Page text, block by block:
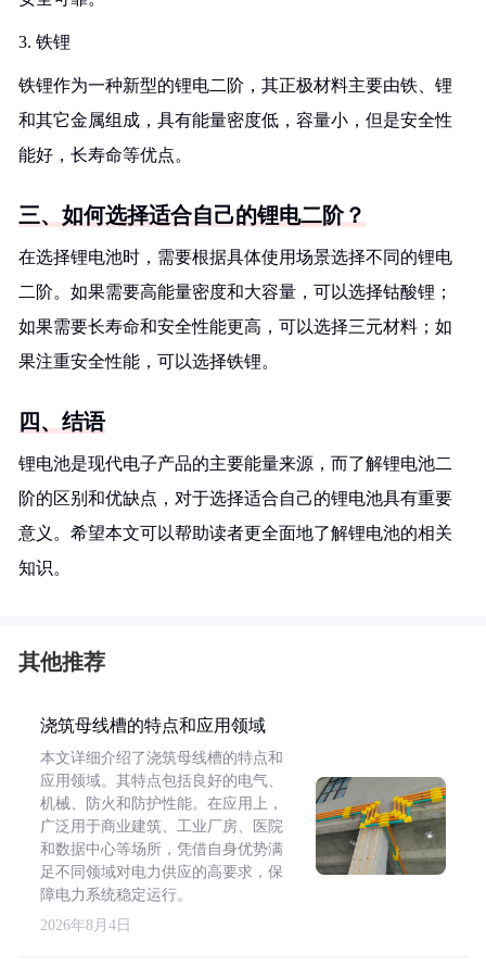
3. 铁锂
铁锂作为一种新型的锂电二阶，其正极材料主要由铁、锂
和其它金属组成，具有能量密度低，容量小，但是安全性
能好，长寿命等优点。
三、如何选择适合自己的锂电二阶？
在选择锂电池时，需要根据具体使用场景选择不同的锂电
二阶。如果需要高能量密度和大容量，可以选择钴酸锂；
如果需要长寿命和安全性能更高，可以选择三元材料；如
果注重安全性能，可以选择铁锂。
四、结语
锂电池是现代电子产品的主要能量来源，而了解锂电池二
阶的区别和优缺点，对于选择适合自己的锂电池具有重要
意义。希望本文可以帮助读者更全面地了解锂电池的相关
知识。
其他推荐
浇筑母线槽的特点和应用领域
本文详细介绍了浇筑母线槽的特点和
应用领域。其特点包括良好的电气、
机械、防火和防护性能。在应用上，
广泛用于商业建筑、工业厂房、医院
和数据中心等场所，凭借自身优势满
足不同领域对电力供应的高要求，保
障电力系统稳定运行。
2026年8月4日